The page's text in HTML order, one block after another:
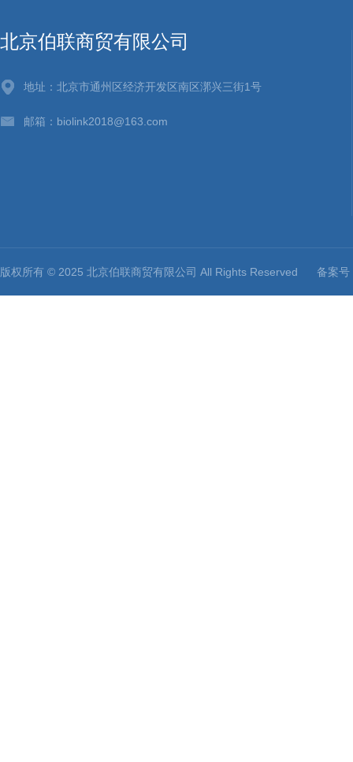
北京伯联商贸有限公司
地址：北京市通州区经济开发区南区漷兴三街1号
邮箱：biolink2018@163.com
版权所有 © 2025 北京伯联商贸有限公司 All Rights Reserved 备案号